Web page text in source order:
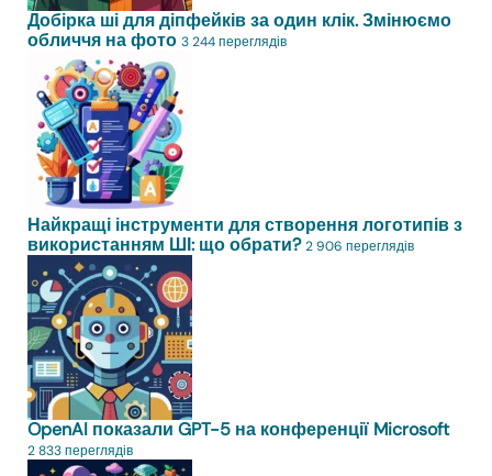
Добірка ші для діпфейків за один клік. Змінюємо
обличчя на фото 3 244 переглядів
Найкращі інструменти для створення логотипів з
використанням ШІ: що обрати? 2 906 переглядів
OpenAI показали GPT-5 на конференції Microsoft
2 833 переглядів